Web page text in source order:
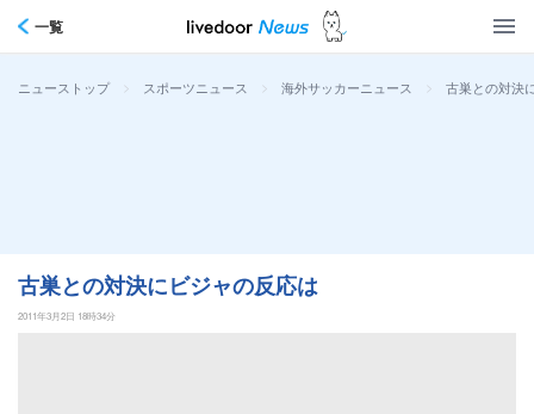
一覧
ニューストップ > スポーツニュース > 海外サッカーニュース > 古巣との対決
古巣との対決にビジャの反応は
2011年3月2日 18時34分